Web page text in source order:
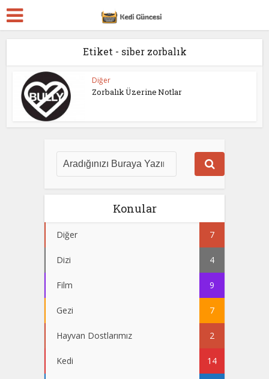
Etiket - siber zorbalık
Diğer
Zorbalık Üzerine Notlar
Konular
Diğer 7
Dizi 4
Film 9
Gezi 7
Hayvan Dostlarımız 2
Kedi 14